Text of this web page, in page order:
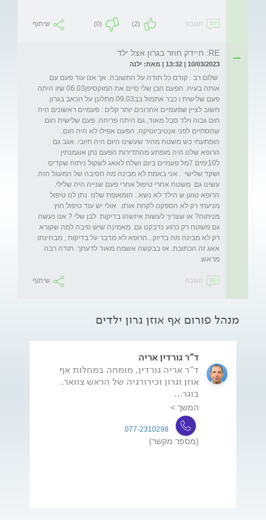
תגובה (2)
(0) שיתוף
RE: חיידק חוזר בגרון אצל ילד
10/03/2023 | 13:32 | מאת: ילנה
שלום רב . קודם כל תודה על התשובה. אך אנו עוד פעם עם
אותה בעיה. הפעם הבן שלי סיים את המוקסיפן06.03 שזו היתה
פעם שלישית ו כבר אתמול בב09.03 מתלונן על הכאב בגרון.
חשוב לציין שפעמיים אחרונים יותר קלים : פעמיים ראשונים היה
חום גבוה וילד סבל מאוד, גם היתה פריחה. פעם שלישית חום
שהסתיים לפני אנטיביוטיקה, הפעם אפילו לא היה חום.
הופתעתי כש משטח מהיר שעשינו היום היה חיובי. אגב גם
הרופא שלנו היה מופתע מהתדירות הפעם נתן אוגמנתין
ל10ימים 7מל פעמיים ביום ושלח לאאג לשקול ניתוח שקדים
ושקד שלישי  . אני באמת לא מבינה מה הסיבה של המעגל הזה.
עשינו גם  משטח אחרי טיפול אחרי פעם שנייה היה שלילי.
הרופא טוען ש הילד לא נשא.. הומאופת שלנו  נתן לנו טיפול
מניעתי רק לא הספקנו לקחת אותו.  אולי יש עוד טיפול חוץ
מניתוח? או שצריך לעשות איזשהו בדיקות  לבן שלי ? אנו נעשה
גם משטח רק כרגע נדבקנו גם. מאמינה שיש סיבה למה שקורא
רק לא מבינה מה בדיוק...הרופא לא מדבר על בדיקות , מבחינתו
אאג זה הכתובת. אז בבקשה אשמח מאוד לדעתך. תודה רבה
מראש.
תגובה שיתוף
מנהל פורום אף אוזן גרון ילדים
ד"ר גורדין אריה
ד"ר אריה גורדין, מומחה במחלות אף
אוזן וגרון וכירורגיה של הראש צוואר.
בוגר...
המשך >
077-2310298
(מספר מקשר)